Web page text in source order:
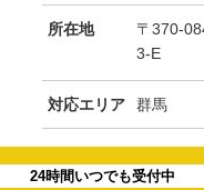
所在地
〒370-
3-E
対応エリア 群馬
24時間いつでも受付中